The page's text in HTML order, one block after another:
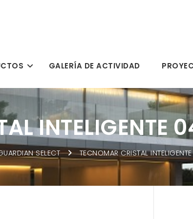
GALERÍA DE ACTIVIDAD
INTELIGENTE
SELECT TECNOMAR CRISTAL